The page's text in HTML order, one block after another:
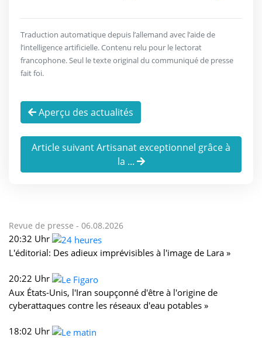
Traduction automatique depuis l’allemand avec l’aide de
l’intelligence artificielle. Contenu relu pour le lectorat
francophone. Seul le texte original du communiqué de presse
fait foi.
Aperçu des actualités
Article suivant Artisanat exceptionnel grâce à
la ...
Revue de presse - 06.08.2026
20:32 Uhr
L'éditorial: Des adieux imprévisibles à l'image de Lara »
20:22 Uhr
Aux États-Unis, l'Iran soupçonné d'être à l'origine de
cyberattaques contre les réseaux d'eau potables »
18:02 Uhr